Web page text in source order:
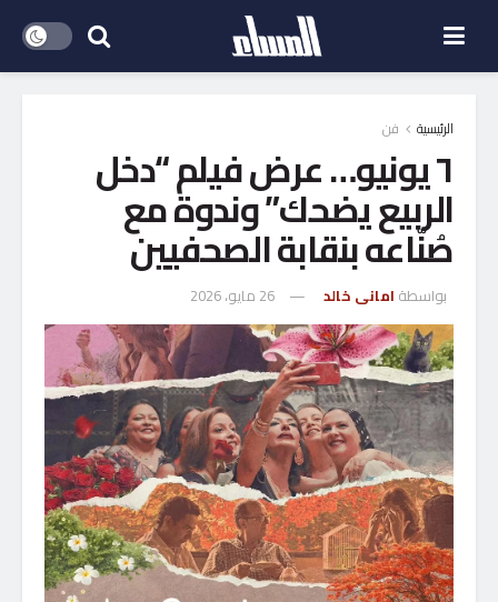
الرئيسية فن
٦ يونيو… عرض فيلم “دخل
الربيع يضحك” وندوة مع
صُنّاعه بنقابة الصحفيين
بواسطة امانى خالد 26 مايو، 2026